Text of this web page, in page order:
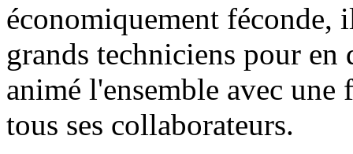
économiquement féconde,
grands techniciens pour en
animé l'ensemble avec
tous ses collaborateurs.